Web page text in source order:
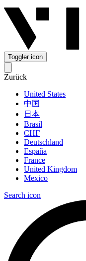
Toggler icon
Zurück
United States
中国
日本
Brasil
СНГ
Deutschland
España
France
United Kingdom
Mexico
Search icon